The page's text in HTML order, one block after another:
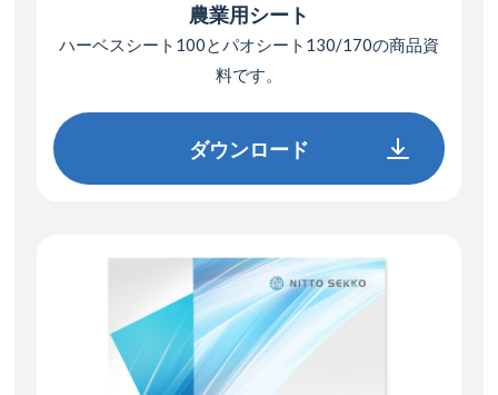
農業用シート
ハーベスシート100とパオシート130/170の商品資
料です。
ダウンロード
ダウンロード